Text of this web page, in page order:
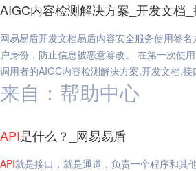
AIGC内容检测解决方案_开发文档
网易易盾开发文档易盾内容安全服务使用签
户身份，防止信息被恶意篡改。 在第一次使用
调用者的AIGC内容检测解决方案,开发文档,
来自：帮助中心
API是什么？_网易易盾
API就是接口，就是通道，负责一个程序和其